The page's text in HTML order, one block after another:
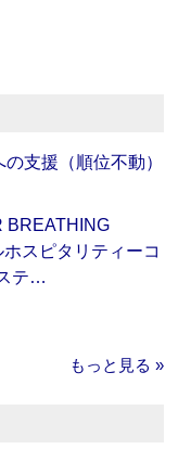
支援（順位不動）
BREATHING
スピタリティーコ
テ…
もっと見る »